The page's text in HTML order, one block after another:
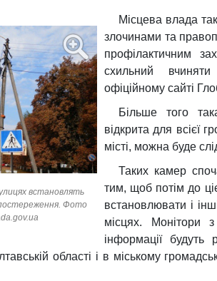
встановлять
Фото
Місцева влада
злочинами та
профілактичним
схильний
офіційному сайті
Більше того
відкрита для всієї
місті, можна буде
Таких камер
тим, щоб потім до
встановлювати і
місцях. Монітори
інформації
області і в міському